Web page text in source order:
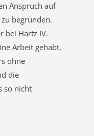
Anspruch auf
begründen.
bei Hartz IV.
Arbeit gehabt,
ohne
die
so nicht